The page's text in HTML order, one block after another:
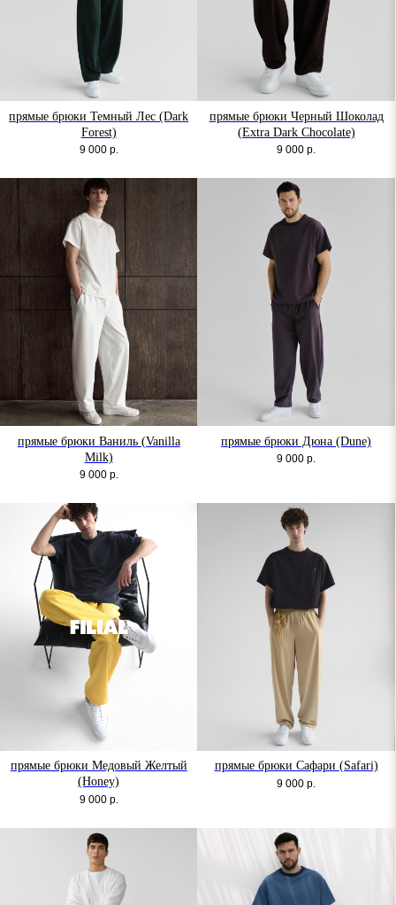
прямые брюки Темный Лес (Dark
Forest)
9 000 р.
прямые брюки Черный Шоколад
(Extra Dark Chocolate)
9 000 р.
прямые брюки Ваниль (Vanilla
Milk)
9 000 р.
прямые брюки Дюна (Dune)
9 000 р.
прямые брюки Медовый Желтый
(Honey)
9 000 р.
прямые брюки Сафари (Safari)
9 000 р.